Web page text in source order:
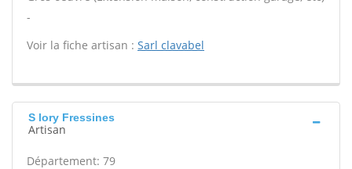
-
Voir la fiche artisan : Sarl clavabel
S lory Fressines
Artisan
Département: 79